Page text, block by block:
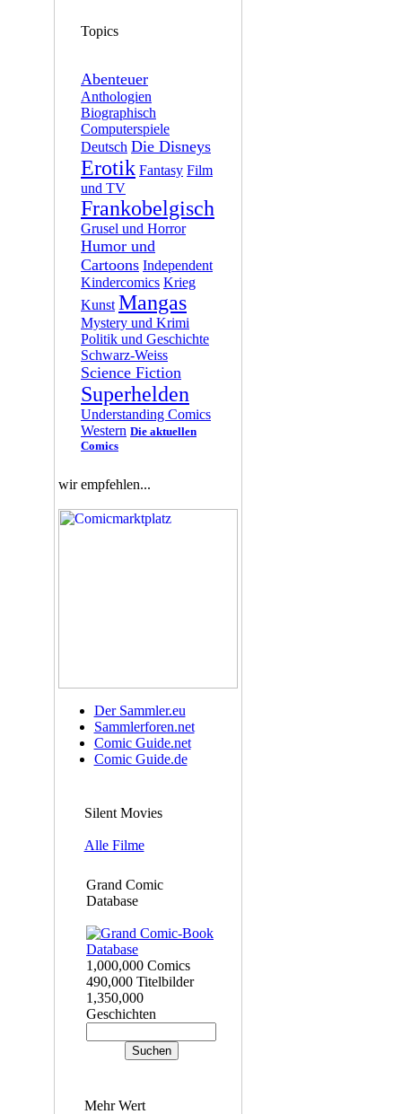
Topics
Abenteuer
Anthologien
Biographisch
Computerspiele
Deutsch Die Disneys
Erotik Fantasy Film
und TV
Frankobelgisch
Grusel und Horror
Humor und
Cartoons Independent
Kindercomics Krieg
Kunst Mangas
Mystery und Krimi
Politik und Geschichte
Schwarz-Weiss
Science Fiction
Superhelden
Understanding Comics
Western Die aktuellen
Comics
wir empfehlen...
Der Sammler.eu
Sammlerforen.net
Comic Guide.net
Comic Guide.de
Silent Movies
Alle Filme
Grand Comic
Database
1,000,000 Comics
490,000 Titelbilder
1,350,000
Geschichten
Mehr Wert